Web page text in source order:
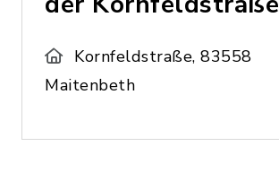
Kornfeldstraße, 83558
Maitenbeth